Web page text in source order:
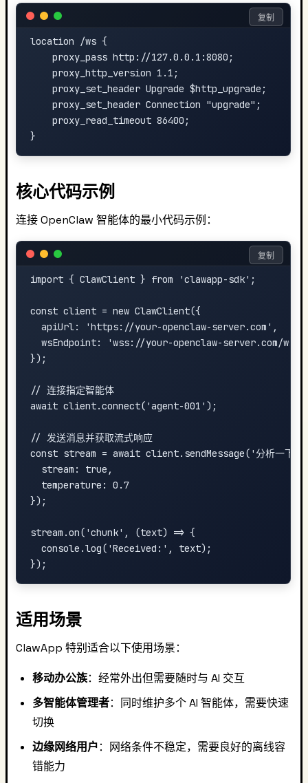
location /ws {
    proxy_pass http://127.0.0.1:8080;
    proxy_http_version 1.1;
    proxy_set_header Upgrade $http_upgrade;
    proxy_set_header Connection "upgrade";
    proxy_read_timeout 86400;
复制
核心代码示例
连接 OpenClaw 智能体的最小代码示例：
import { ClawClient } from 'clawapp-sdk';
const client = new ClawClient({
  apiUrl: 'https://your-openclaw-server.com',
  wsEndpoint: 'wss://your-openclaw-server.com/ws'
});
// 连接指定智能体
await client.connect('agent-001');
// 发送消息并获取流式响应
const stream = await client.sendMessage('分析一下今
  stream: true,
  temperature: 0.7
});
stream.on('chunk', (text) => {
  console.log('Received:', text);
复制
适用场景
ClawApp 特别适合以下使用场景：
移动办公族：经常外出但需要随时与 AI 交互
多智能体管理者：同时维护多个 AI 智能体，需要快速
切换
边缘网络用户：网络条件不稳定，需要良好的离线容
错能力